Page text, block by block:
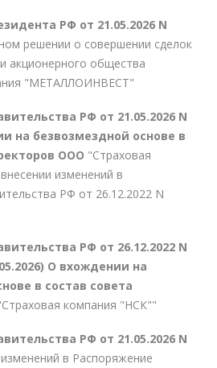
РФ от 21.05.2026 N
решении о совершении сделок
акционерного общества
"МЕТАЛЛОИНВЕСТ"
РФ от 21.05.2026 N
на безвозмездной основе в
ООО "Страховая
изменений в
РФ от 26.12.2022 N
РФ от 26.12.2022 N
О вхождении на
в состав совета
компания "НСК""
РФ от 21.05.2026 N
в Распоряжение